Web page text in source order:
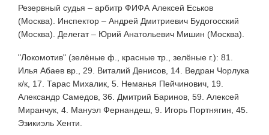
Резервный судья – арбитр ФИФА Алексей Еськов
(Москва). Инспектор – Андрей Дмитриевич Будогосский
(Москва). Делегат – Юрий Анатольевич Мишин (Москва).
"Локомотив" (зелёные ф., красные тр., зелёные г.): 81.
Илья Абаев вр., 29. Виталий Денисов, 14. Ведран Чорлука
к/к, 17. Тарас Михалик, 5. Неманья Пейчинович, 19.
Александр Самедов, 36. Дмитрий Баринов, 59. Алексей
Миранчук, 4. Мануэл Фернандеш, 9. Игорь Портнягин, 45.
Эзикиэль Хенти.